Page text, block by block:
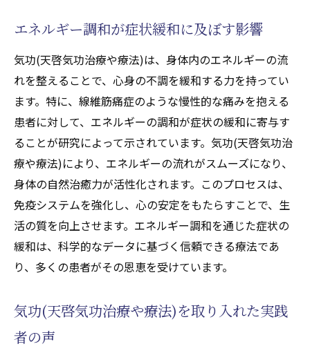
エネルギー調和が症状緩和に及ぼす影響
気功(天啓気功治療や療法)は、身体内のエネルギーの流
れを整えることで、心身の不調を緩和する力を持ってい
ます。特に、線維筋痛症のような慢性的な痛みを抱える
患者に対して、エネルギーの調和が症状の緩和に寄与す
ることが研究によって示されています。気功(天啓気功治
療や療法)により、エネルギーの流れがスムーズになり、
身体の自然治癒力が活性化されます。このプロセスは、
免疫システムを強化し、心の安定をもたらすことで、生
活の質を向上させます。エネルギー調和を通じた症状の
緩和は、科学的なデータに基づく信頼できる療法であ
り、多くの患者がその恩恵を受けています。
気功(天啓気功治療や療法)を取り入れた実践
者の声